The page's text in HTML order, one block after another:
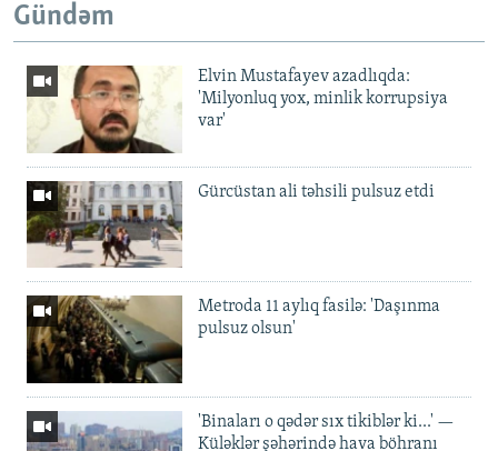
Gündəm
Elvin Mustafayev azadlıqda:
'Milyonluq yox, minlik korrupsiya
var'
Gürcüstan ali təhsili pulsuz etdi
Metroda 11 aylıq fasilə: 'Daşınma
pulsuz olsun'
'Binaları o qədər sıx tikiblər ki...' —
Küləklər şəhərində hava böhranı